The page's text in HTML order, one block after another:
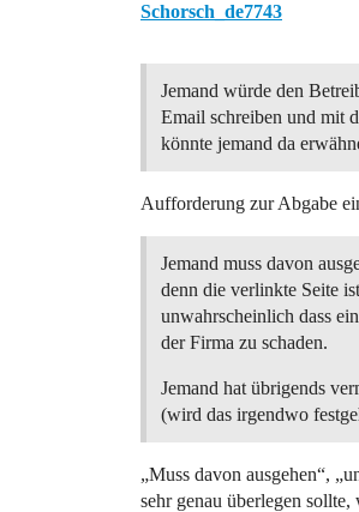
Schorsch_de7743
Jemand würde den
Email schreiben und mit
könnte jemand da
Aufforderung zur Abgabe
Jemand muss davon
denn die verlinkte Seite
unwahrscheinlich dass
der Firma zu schaden.
Jemand hat übrigends
(wird das irgendwo
„Muss davon ausgehen“,
sehr genau überlegen